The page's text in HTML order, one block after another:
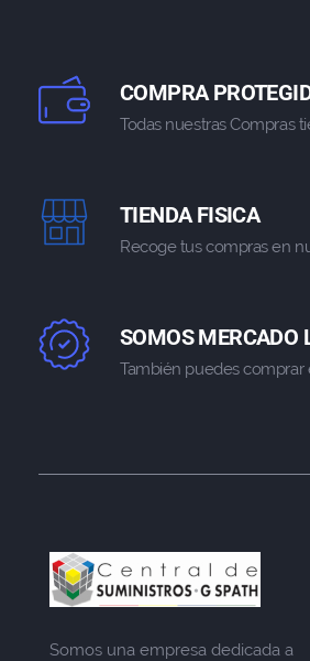
COMPRA
Todas nuestras Compras
TIENDA FISICA
Recoge tus compras en
SOMOS MERCADO
También puedes comprar
Somos una empresa dedicada a